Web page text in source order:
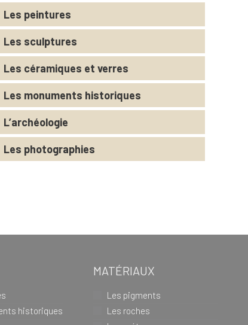
Les peintures
Les sculptures
Les céramiques et verres
Les monuments historiques
L’archéologie
Les photographies
historiques
MATÉRIAUX
Les pigments
Les roches